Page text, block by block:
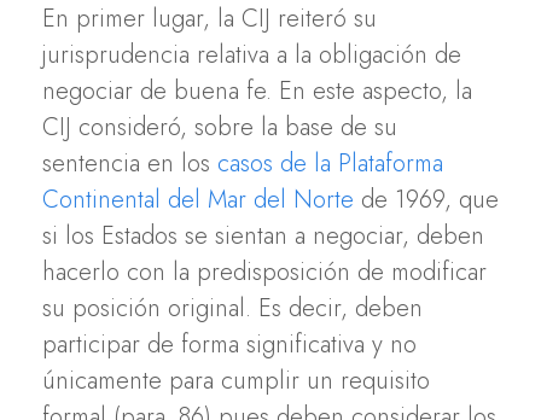
En primer lugar, la CIJ reiteró su
jurisprudencia relativa a la obligación de
negociar de buena fe. En este aspecto, la
CIJ consideró, sobre la base de su
sentencia en los casos de la Plataforma
Continental del Mar del Norte de 1969, que
si los Estados se sientan a negociar, deben
hacerlo con la predisposición de modificar
su posición original. Es decir, deben
participar de forma significativa y no
únicamente para cumplir un requisito